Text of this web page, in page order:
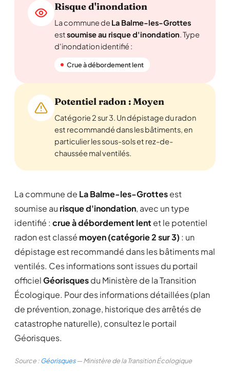
Risque d'inondation
La commune de La Balme-les-Grottes
estsoumise au risque d'inondation. Type
d'inondation identifié :
Crue à débordement lent
Potentiel radon : Moyen
Catégorie 2 sur 3. Un dépistage du radon
est recommandé dans les bâtiments, en
particulier les sous-sols et rez-de-
chaussée mal ventilés.
La commune de La Balme-les-Grottesest
soumise au risque d'inondation, avec un type
identifié : crue à débordement lent et le potentiel
radon est classé moyen (catégorie 2 sur 3) : un
dépistage est recommandé dans les bâtiments mal
ventilés. Ces informations sont issues du portail
officielGéorisquesdu Ministère de la Transition
Écologique. Pour des informations détaillées (plan
de prévention, zonage, historique des arrêtés de
catastrophe naturelle), consultez le portail
Géorisques.
Source :Géorisques— Ministère de la Transition Écologique